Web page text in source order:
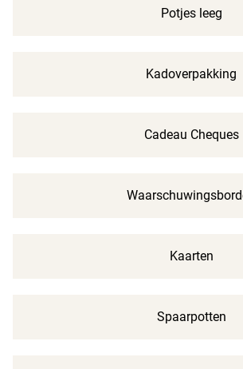
Potjes leeg
Kadoverpakking
Cadeau Cheques
Kaarten
Spaarpotten